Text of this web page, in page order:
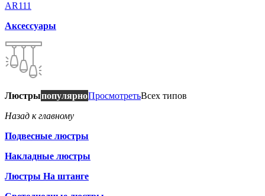
AR111
Аксессуары
ЛюстрыпопулярноПросмотретьВсех типов
Назад к главному
Подвесные люстры
Накладные люстры
Люстры На штанге